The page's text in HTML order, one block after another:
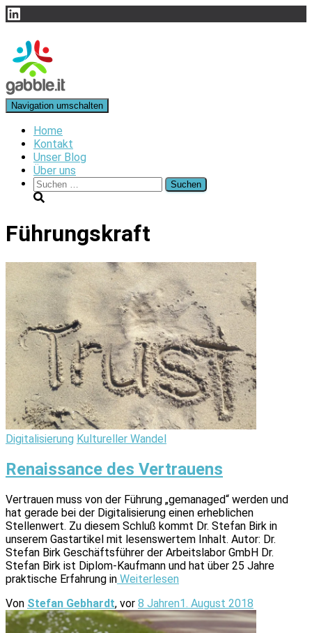
LinkedIn
Navigation umschalten
Home
Kontakt
Unser Blog
Über uns
Suchen
nach:
Führungskraft
Digitalisierung Kultureller Wandel
Renaissance des Vertrauens
Vertrauen muss von der Führung „gemanaged“ werden und
hat gerade bei der Digitalisierung einen erheblichen
Stellenwert. Zu diesem Schluß kommt Dr. Stefan Birk in
unserem Gastartikel mit lesenswertem Inhalt. Autor: Dr.
Stefan Birk Geschäftsführer der Arbeitslabor GmbH Dr.
Stefan Birk ist Diplom-Kaufmann und hat über 25 Jahre
praktische Erfahrung in Weiterlesen
Von Stefan Gebhardt, vor 8 Jahren1. August 2018